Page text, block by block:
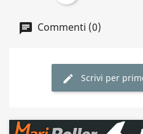
Commenti (0)
Scrivi per